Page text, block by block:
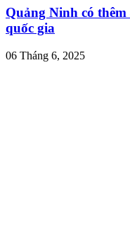
Quảng Ninh có
quốc gia
06 Tháng 6, 2025